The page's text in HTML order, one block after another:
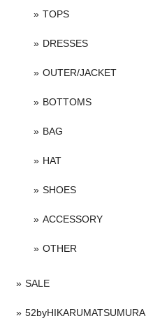
TOPS
DRESSES
OUTER/JACKET
BOTTOMS
BAG
HAT
SHOES
ACCESSORY
OTHER
SALE
52byHIKARUMATSUMURA